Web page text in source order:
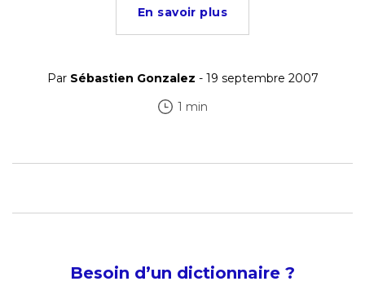
En savoir plus
Par Sébastien Gonzalez - 19 septembre 2007
1 min
Besoin d’un dictionnaire ?